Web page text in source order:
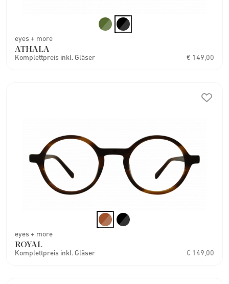
eyes + more
ATHALA
Komplettpreis inkl. Gläser € 149,00
eyes + more
ROYAL
Komplettpreis inkl. Gläser € 149,00